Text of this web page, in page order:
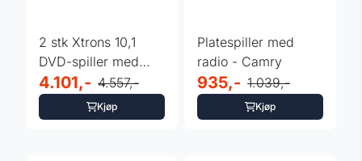
2 stk Xtrons 10,1
DVD-spiller med
skjerm
4.101,- 4.557,-
Kjøp
Platespiller med
radio - Camry
935,- 1.039,-
Kjøp